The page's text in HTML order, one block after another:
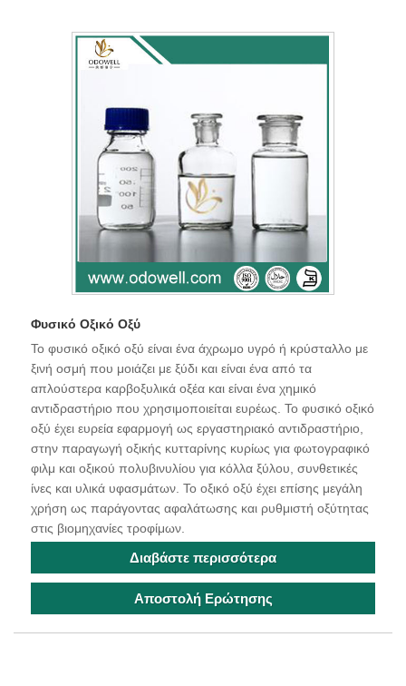
Φυσικό Οξικό Οξύ
Το φυσικό οξικό οξύ είναι ένα άχρωμο υγρό ή κρύσταλλο με
ξινή οσμή που μοιάζει με ξύδι και είναι ένα από τα
απλούστερα καρβοξυλικά οξέα και είναι ένα χημικό
αντιδραστήριο που χρησιμοποιείται ευρέως. Το φυσικό οξικό
οξύ έχει ευρεία εφαρμογή ως εργαστηριακό αντιδραστήριο,
στην παραγωγή οξικής κυτταρίνης κυρίως για φωτογραφικό
φιλμ και οξικού πολυβινυλίου για κόλλα ξύλου, συνθετικές
ίνες και υλικά υφασμάτων. Το οξικό οξύ έχει επίσης μεγάλη
χρήση ως παράγοντας αφαλάτωσης και ρυθμιστή οξύτητας
στις βιομηχανίες τροφίμων.
Διαβάστε περισσότερα
Αποστολή Ερώτησης